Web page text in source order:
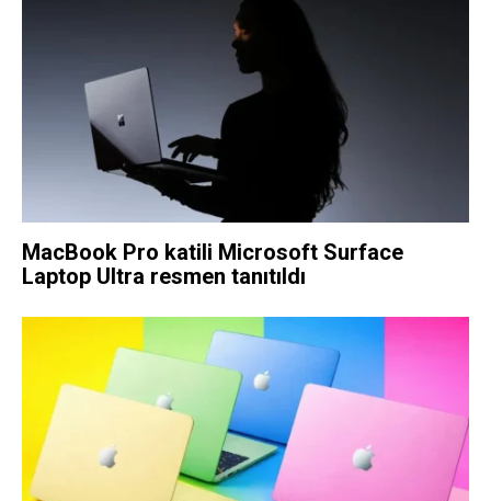
MacBook Pro katili Microsoft Surface
Laptop Ultra resmen tanıtıldı